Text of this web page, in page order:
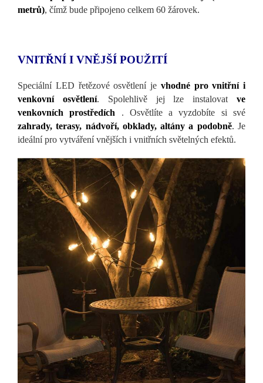
metrů), čímž bude připojeno celkem 60 žárovek.
VNITŘNÍ I VNĚJŠÍ POUŽITÍ
Speciální LED řetězové osvětlení je vhodné pro vnitřní i
venkovní osvětlení. Spolehlivě jej lze instalovatve
venkovních prostředích . Osvětlíte a vyzdobíte si své
zahrady, terasy, nádvoří, obklady, altány a podobně. Je
ideální pro vytváření vnějších i vnitřních světelných efektů.